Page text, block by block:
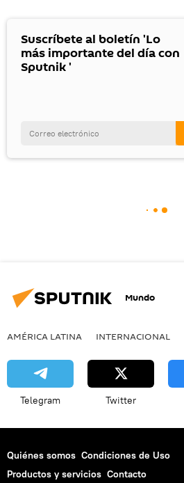
Suscríbete al boletín 'Lo
más importante del día con
Sputnik '
Mundo
AMÉRICA LATINA INTERNACIONAL
Telegram Twitter
Quiénes somos Condiciones de Uso
Productos y servicios Contacto